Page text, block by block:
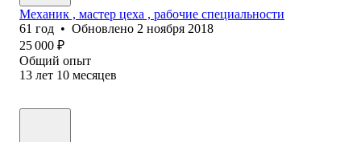
Механик , мастер цеха , рабочие специальности
61 год • Обновлено 2 ноября 2018
25 000 ₽
Общий опыт
13 лет 10 месяцев